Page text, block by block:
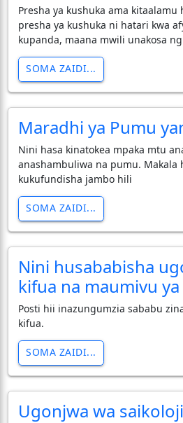
Presha ya kushuka ama
presha ya kushuka ni hatari kwa
kupanda, maana mwili unakosa
SOMA ZAIDI...
Maradhi ya Pumu
Nini hasa kinatokea mpaka mtu
anashambuliwa na pumu. Makala
kukufundisha jambo hili
SOMA ZAIDI...
Nini husababisha
kifua na maumivu
Posti hii inazungumzia sababu
kifua.
SOMA ZAIDI...
Ugonjwa wa